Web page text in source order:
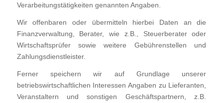
Verarbeitungstätigkeiten genannten Angaben.
Wir offenbaren oder übermitteln hierbei Daten an die
Finanzverwaltung, Berater, wie z.B., Steuerberater oder
Wirtschaftsprüfer sowie weitere Gebührenstellen und
Zahlungsdienstleister.
Ferner speichern wir auf Grundlage unserer
betriebswirtschaftlichen Interessen Angaben zu Lieferanten,
Veranstaltern und sonstigen Geschäftspartnern, z.B.